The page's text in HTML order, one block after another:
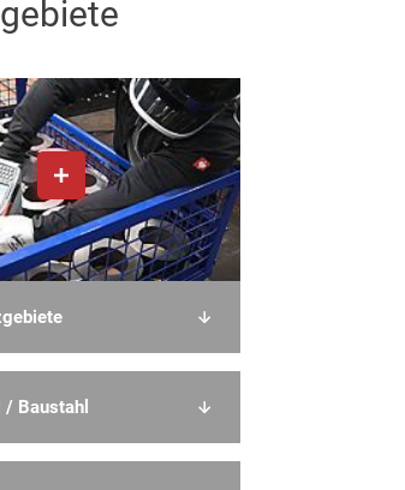
/ Baustahl